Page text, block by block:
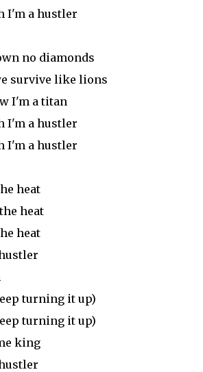
I'm a hustler
no diamonds
survive like lions
I'm a titan
I'm a hustler
I'm a hustler
heat
heat
heat
turning it up)
turning it up)
king